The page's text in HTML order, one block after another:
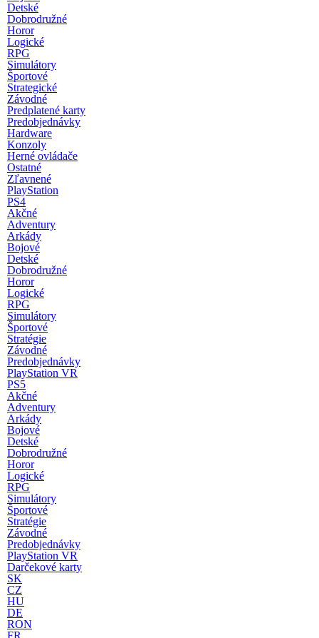
Detské
Dobrodružné
Horor
Logické
RPG
Simulátory
Športové
Strategické
Závodné
Predplatené karty
Predobjednávky
Hardware
Konzoly
Herné ovládače
Ostatné
Zľavnené
PlayStation
PS4
Akčné
Adventury
Arkády
Bojové
Detské
Dobrodružné
Horor
Logické
RPG
Simulátory
Športové
Stratégie
Závodné
Predobjednávky
PlayStation VR
PS5
Akčné
Adventury
Arkády
Bojové
Detské
Dobrodružné
Horor
Logické
RPG
Simulátory
Športové
Stratégie
Závodné
Predobjednávky
PlayStation VR
Darčekové karty
SK
CZ
HU
DE
RON
FR